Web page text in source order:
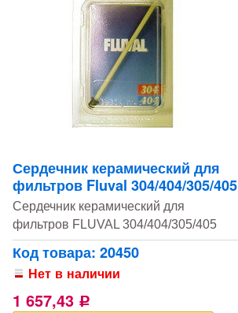
Сердечник керамический для
фильтров Fluval 304/404/305/405
Сердечник керамический для
фильтров FLUVAL 304/404/305/405
Код товара: 20450
Нет в наличии
1 657,43 Р